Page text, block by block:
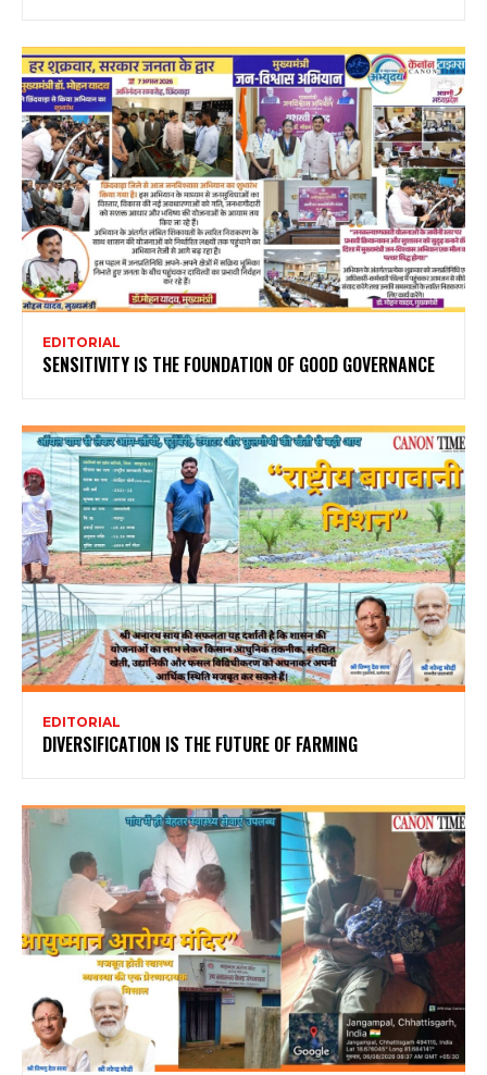
EDITORIAL
SENSITIVITY IS THE FOUNDATION OF GOOD GOVERNANCE
EDITORIAL
DIVERSIFICATION IS THE FUTURE OF FARMING